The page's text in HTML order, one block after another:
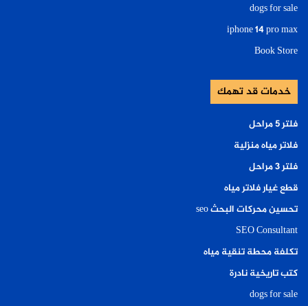
dogs for sale
iphone 14 pro max
Book Store
خدمات قد تهمك
فلتر ٥ مراحل
فلاتر مياه منزلية
فلتر ٣ مراحل
قطع غيار فلاتر مياه
تحسين محركات البحث seo
SEO Consultant
تكلفة محطة تنقية مياه
كتب تاريخية نادرة
dogs for sale